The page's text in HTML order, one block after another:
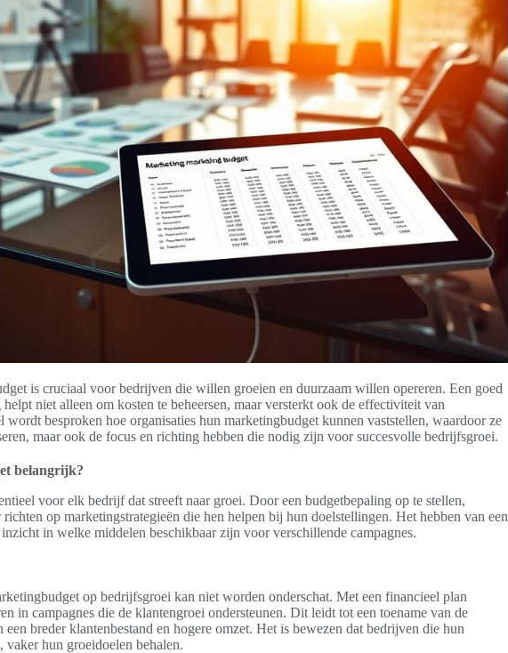
is cruciaal voor bedrijven die willen groeien en duurzaam willen opereren. Een goed
niet alleen om kosten te beheersen, maar versterkt ook de effectiviteit van
besproken hoe organisaties hun marketingbudget kunnen vaststellen, waardoor ze
maar ook de focus en richting hebben die nodig zijn voor succesvolle bedrijfsgroei.
belangrijk?
voor elk bedrijf dat streeft naar groei. Door een budgetbepaling op te stellen,
op marketingstrategieën die hen helpen bij hun doelstellingen. Het hebben van een
in welke middelen beschikbaar zijn voor verschillende campagnes.
op bedrijfsgroei kan niet worden onderschat. Met een financieel plan
in campagnes die de klantengroei ondersteunen. Dit leidt tot een toename van de
breder klantenbestand en hogere omzet. Het is bewezen dat bedrijven die hun
hun groeidoelen behalen.